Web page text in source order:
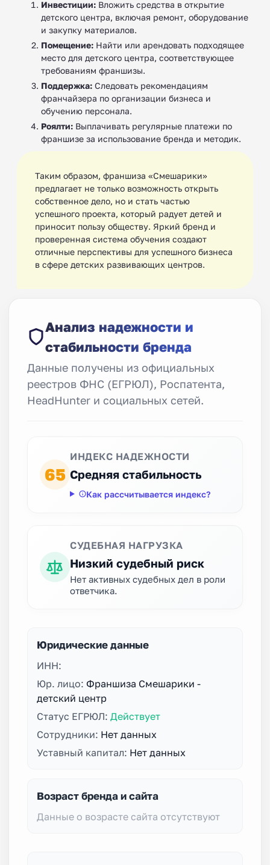
Инвестиции: Вложить средства в открытие
детского центра, включая ремонт, оборудование
и закупку материалов.
Помещение: Найти или арендовать подходящее
место для детского центра, соответствующее
требованиям франшизы.
Поддержка: Следовать рекомендациям
франчайзера по организации бизнеса и
обучению персонала.
Роялти: Выплачивать регулярные платежи по
франшизе за использование бренда и методик.
Таким образом, франшиза «Смешарики»
предлагает не только возможность открыть
собственное дело, но и стать частью
успешного проекта, который радует детей и
приносит пользу обществу. Яркий бренд и
проверенная система обучения создают
отличные перспективы для успешного бизнеса
в сфере детских развивающих центров.
Анализ надежности и
стабильности бренда
Данные получены из официальных
реестров ФНС (ЕГРЮЛ), Роспатента,
HeadHunter и социальных сетей.
65
ИНДЕКС НАДЕЖНОСТИ
Средняя стабильность
Как рассчитывается индекс?
СУДЕБНАЯ НАГРУЗКА
Низкий судебный риск
Нет активных судебных дел в роли
ответчика.
Юридические данные
ИНН:
Юр. лицо: Франшиза Смешарики -
детский центр
Статус ЕГРЮЛ: Действует
Сотрудники: Нет данных
Уставный капитал: Нет данных
Возраст бренда и сайта
Данные о возрасте сайта отсутствуют